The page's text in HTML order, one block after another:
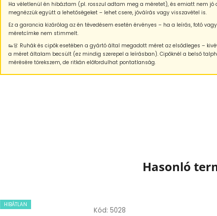
Ha véletlenül én hibáztam (pl. rosszul adtam meg a méretet), és emiatt nem jó
megnézzük együtt a lehetőségeket – lehet csere, jóváírás vagy visszavétel is.
Ez a garancia kizárólag az én tévedésem esetén érvényes – ha a leírás, fotó vagy
méretcímke nem stimmelt.
👟👗 Ruhák és cipők esetében a gyártó által megadott méret az elsődleges –
a méret általam becsült (ez mindig szerepel a leírásban). Cipőknél a belső
mérésére törekszem, de ritkán előfordulhat pontatlanság.
Hasonló
HIBÁTLAN
Kód: 5028